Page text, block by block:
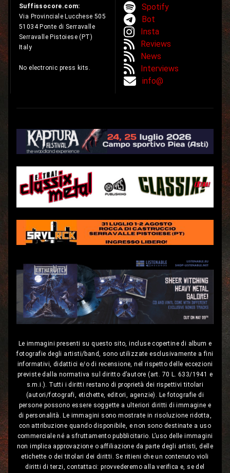
Suffissocore.com:
Via Provinciale Lucchese 505
51034 Ponte di Serravalle
Serravalle Pistoiese (PT)
Italy
No electronic press kits.
Spotify
Bot
Insta
Reviews
News
Interviews
info@
Le immagini presenti su questo sito, incluse copertine di album e
fotografie degli artisti/band, sono utilizzate esclusivamente a fini
informativi, didattici e/o di recensione, nel rispetto delle eccezioni
previste dalla normativa sul diritto d’autore (art. 70 L. 633/1941 e
s.m.i.). Tutti i diritti restano di proprietà dei rispettivi titolari
(autori/fotografi, etichette, editori, agenzie). Le fotografie di
persone possono essere soggette a ulteriori diritti di immagine e
di personalità. Le immagini sono mostrate in risoluzione ridotta,
con attribuzione quando disponibile, e non sono destinate a uso
commerciale né a sfruttamento pubblicitario. L’uso delle immagini
non implica approvazione o affiliazione da parte degli artisti, delle
etichette o dei titolari dei diritti. Se ritieni che un contenuto violi
diritti di terzi, contattaci: provvederemo alla verifica e, se del